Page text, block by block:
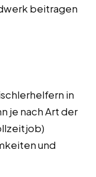
beitragen
in
je nach Art der
und